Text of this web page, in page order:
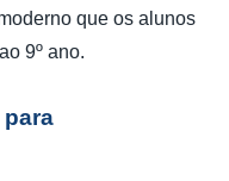
que os alunos
9º ano.